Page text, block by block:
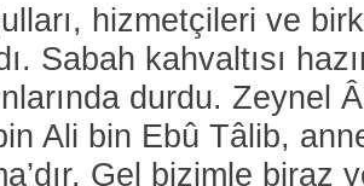
hizmetçileri ve
Sabah kahvaltısı
durdu. Zeynel
Ali bin Ebû Tâlib,
Gel bizimle biraz